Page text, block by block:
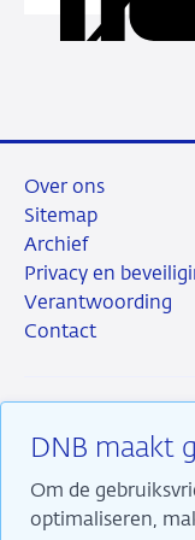
DNB maakt
Om de
optimaliseren,
Over ons
Sitemap
Archief
Privacy en
Verantwoording
Contact